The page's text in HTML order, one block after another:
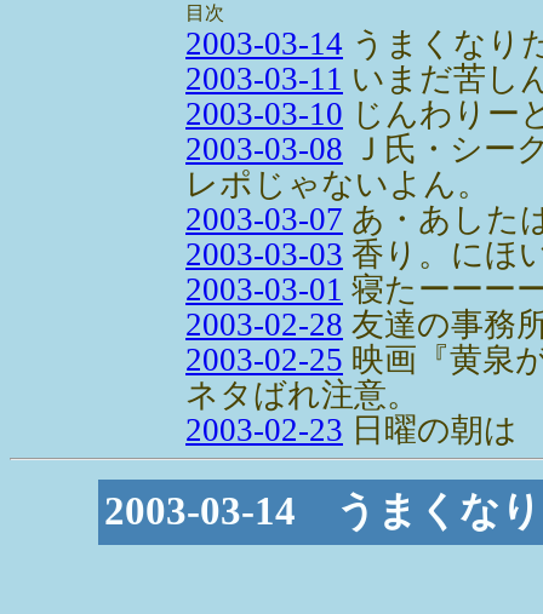
目次
2003-03-14 うまくなり
2003-03-11 いまだ苦し
2003-03-10 じんわりー
2003-03-08 Ｊ氏・シー
レポじゃないよん。
2003-03-07 あ・あした
2003-03-03 香り。にほ
2003-03-01 寝たーーー
2003-02-28 友達の事務
2003-02-25 映画『黄泉
ネタばれ注意。
2003-02-23 日曜の朝は
2003-03-14 うまくな